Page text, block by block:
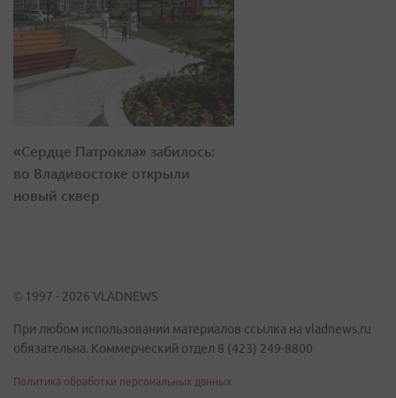
«Сердце Патрокла» забилось:
во Владивостоке открыли
новый сквер
© 1997 - 2026 VLADNEWS
При любом использовании материалов ссылка на vladnews.ru
обязательна. Коммерческий отдел 8 (423) 249-8800
Политика обработки персональных данных